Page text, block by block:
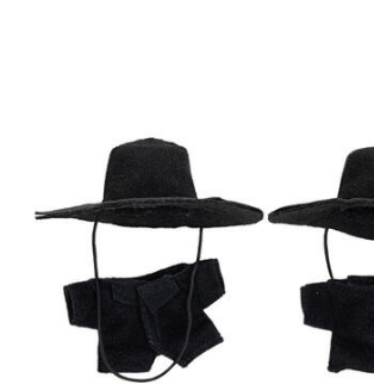
玩具車,貨車,火車及遙控系列
手工藝,文具,蠟筆,泥膠,畫板
娃娃, 芭比,收藏公仔
電子玩具
Fuggler
Miniso名創優品
playpop
LEGO樂高